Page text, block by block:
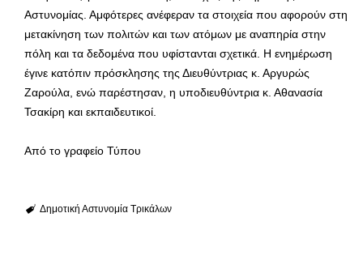
Αστυνομίας. Αμφότερες ανέφεραν τα στοιχεία που αφορούν στη
μετακίνηση των πολιτών και των ατόμων με αναπηρία στην
πόλη και τα δεδομένα που υφίστανται σχετικά. Η ενημέρωση
έγινε κατόπιν πρόσκλησης της Διευθύντριας κ. Αργυρώς
Ζαρούλα, ενώ παρέστησαν, η υποδιευθύντρια κ. Αθανασία
Τσακίρη και εκπαιδευτικοί.
Από το γραφείο Τύπου
Δημοτική Αστυνομία Τρικάλων